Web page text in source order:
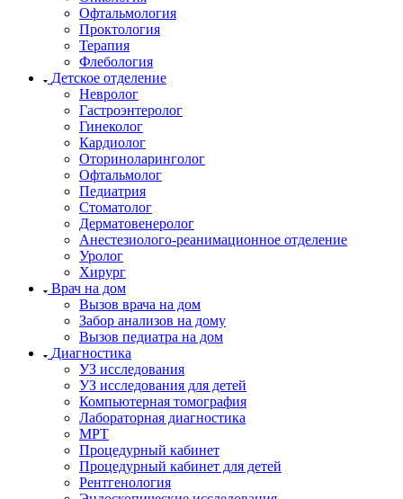
Офтальмология
Проктология
Терапия
Флебология
Детское отделение
Невролог
Гастроэнтеролог
Гинеколог
Кардиолог
Оториноларинголог
Офтальмолог
Педиатрия
Стоматолог
Дерматовенеролог
Анестезиолого-реанимационное отделение
Уролог
Хирург
Врач на дом
Вызов врача на дом
Забор анализов на дому
Вызов педиатра на дом
Диагностика
УЗ исследования
УЗ исследования для детей
Компьютерная томография
Лабораторная диагностика
МРТ
Процедурный кабинет
Процедурный кабинет для детей
Рентгенология